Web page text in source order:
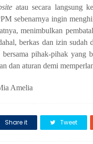
siteatau secara langsung
sebenarnya ingin
menimbulkan
, berkas dan izin sudah
pihak-pihak yang
dan aturan demi
Amelia
Share it Tweet